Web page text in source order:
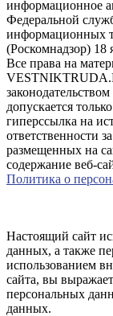
информационное
Федеральной
информационных
(Роскомнадзор)
Все права на
допускается
гиперссылка на
ответственности
размещенных на
содержание веб-
Политика о
Настоящий сайт
данных, а также
использованием
сайта, вы
персональных
данных.